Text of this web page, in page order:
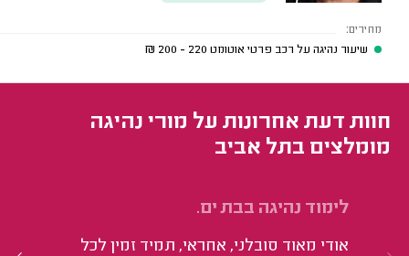
מחירים:
שיעור נהיגה על רכב פרטי אוטומט 220 - 200
₪
חוות דעת אחרונות על מורי נהיגה
מומלצים בתל אביב
לימוד נהיגה בבת ים.
אודי מאוד סובלני, אחראי, תמיד זמין לכל